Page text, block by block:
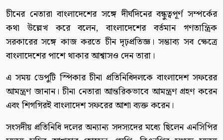
চীনের নেতারা বাংলাদেশের সঙ্গে দীর্ঘদিনের বন্ধুত্বপূর্ণ সম্পর্কের
কথা উল্লেখ করে বলেন, বাংলাদেশের বর্তমান গণতান্ত্রিক
সরকারের সঙ্গে কাজ করতে চীন দৃঢ়প্রতিজ্ঞ। সম্ভাব্য সব ক্ষেত্রে
বাংলাদেশের পাশে থাকার আশ্বাসও দেন তারা।
এ সময় ডেপুটি স্পিকার চীনা প্রতিনিধিদলকে বাংলাদেশ সফরের
আমন্ত্রণ জানান। চীনা নেতারা আন্তরিকভাবে আমন্ত্রণ গ্রহণ করেন
এবং শিগগিরই বাংলাদেশ সফরের আশা ব্যক্ত করেন।
সংসদীয় প্রতিনিধি দলের অন্যান্য সদস্যদের মধ্যে ছিলেন এনসিপির